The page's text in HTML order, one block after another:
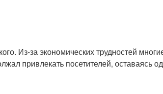
Из-за экономических трудностей
привлекать посетителей, оставаясь